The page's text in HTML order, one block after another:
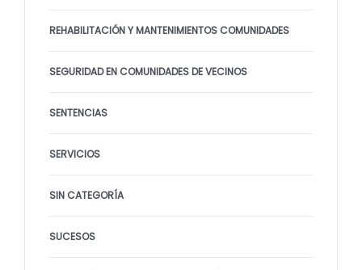
REHABILITACIÓN Y MANTENIMIENTOS COMUNIDADES
SEGURIDAD EN COMUNIDADES DE VECINOS
SENTENCIAS
SERVICIOS
SIN CATEGORÍA
SUCESOS